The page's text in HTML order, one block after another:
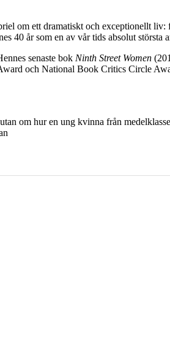
om ett dramatiskt och exceptionellt
40 år som en av vår tids absolut största
senaste bok Ninth Street Women
och National Book Critics Circle
om hur en ung kvinna från